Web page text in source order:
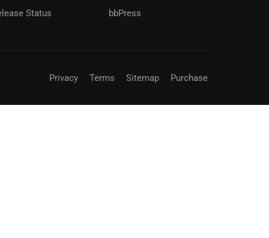
Status
bbPress
Privacy Terms Sitemap Purchase